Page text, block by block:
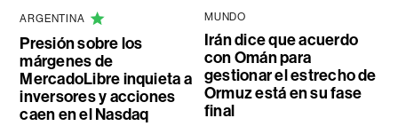
ARGENTINA
Presión sobre los
márgenes de
MercadoLibre inquieta a
inversores y acciones
caen en el Nasdaq
MUNDO
Irán dice que acuerdo
con Omán para
gestionar el estrecho de
Ormuz está en su fase
final